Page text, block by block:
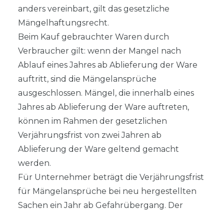
anders vereinbart, gilt das gesetzliche
Mängelhaftungsrecht.
Beim Kauf gebrauchter Waren durch
Verbraucher gilt: wenn der Mangel nach
Ablauf eines Jahres ab Ablieferung der Ware
auftritt, sind die Mängelansprüche
ausgeschlossen. Mängel, die innerhalb eines
Jahres ab Ablieferung der Ware auftreten,
können im Rahmen der gesetzlichen
Verjährungsfrist von zwei Jahren ab
Ablieferung der Ware geltend gemacht
werden.
Für Unternehmer beträgt die Verjährungsfrist
für Mängelansprüche bei neu hergestellten
Sachen ein Jahr ab Gefahrübergang. Der